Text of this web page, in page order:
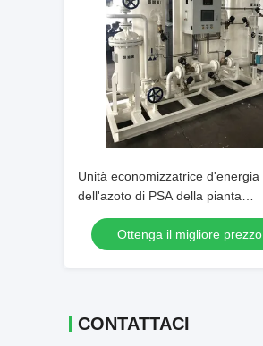
Unità economizzatrice d'energia
dell'azoto di PSA della pianta
industriale dell'azoto
Ottenga il migliore prezzo
CONTATTACI